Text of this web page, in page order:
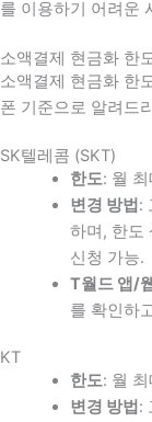
를 이용하기 어려운
소액결제 현금화 한
소액결제 현금화 한
폰 기준으로 알려드
SK텔레콤 (SKT)
한도: 월
변경 방법 :
하며, 한도
신청 가능.
T월드 앱/웹
를 확인하
KT
한도: 월
변경 방법 :